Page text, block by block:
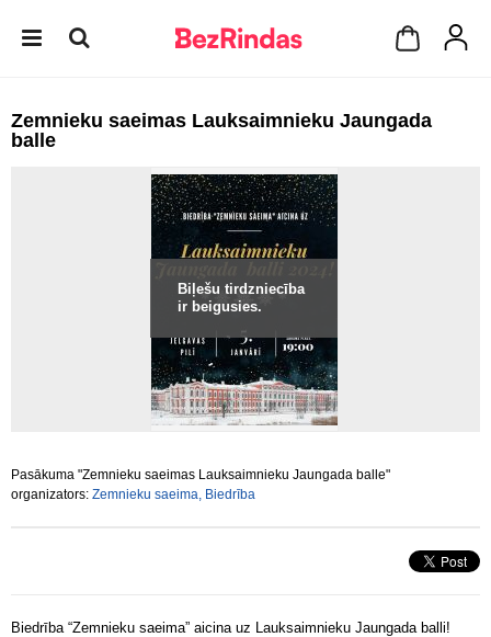
Zemnieku saeimas Lauksaimnieku Jaungada
balle
Biļešu tirdzniecība
ir beigusies.
Pasākuma "Zemnieku saeimas Lauksaimnieku Jaungada balle"
organizators: Zemnieku saeima, Biedrība
Biedrība “Zemnieku saeima” aicina uz Lauksaimnieku Jaungada balli!